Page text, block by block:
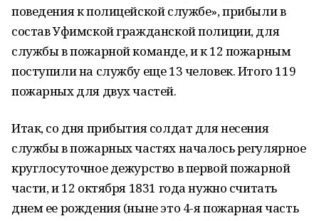
поведения к полицейской службе», прибыли в
состав Уфимской гражданской полиции, для
службы в пожарной команде, и к 12 пожарным
поступили на службу еще 13 человек. Итого 119
пожарных для двух частей.
Итак, со дня прибытия солдат для несения
службы в пожарных частях началось регулярное
круглосуточное дежурство в первой пожарной
части, и 12 октября 1831 года нужно считать
днем ее рождения (ныне это 4-я пожарная часть